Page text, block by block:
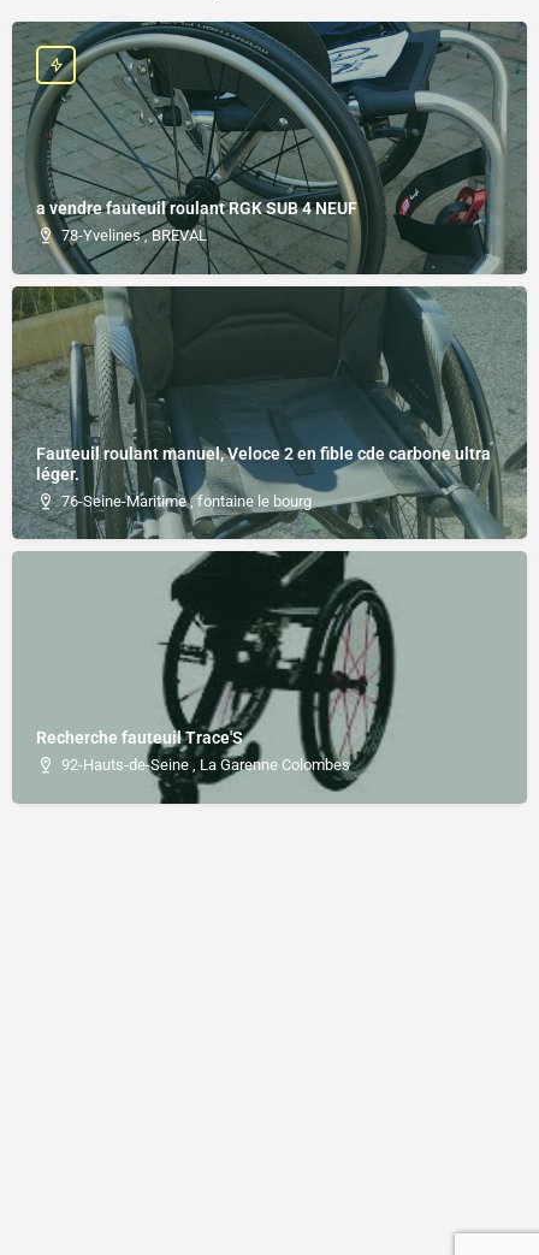
a vendre fauteuil roulant RGK SUB 4 NEUF
78-Yvelines , BREVAL
Fauteuil roulant manuel, Veloce 2 en fible cde carbone ultra
léger.
76-Seine-Maritime , fontaine le bourg
Recherche fauteuil Trace'S
92-Hauts-de-Seine , La Garenne Colombes